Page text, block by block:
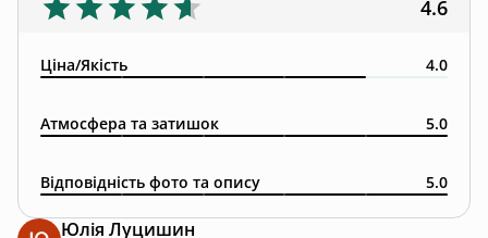
4.6
Ціна/Якість 4.0
Атмосфера та затишок 5.0
Відповідність фото та опису 5.0
Юлія Луцишин